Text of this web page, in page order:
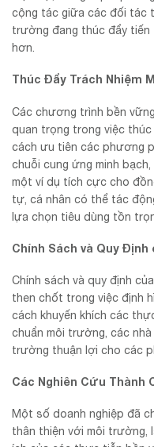
cộng tác giữa các đối tác
trường đang thúc đẩy
hơn.
Thúc Đẩy Trách Nhiệm
Các chương trình bền
quan trọng trong việc
cách ưu tiên các phương
chuỗi cung ứng minh
một ví dụ tích cực cho
tự, cá nhân có thể tác
lựa chọn tiêu dùng tồn
Chính Sách và Quy Định
Chính sách và quy định
then chốt trong việc định
cách khuyến khích các
chuẩn môi trường, các
trường thuận lợi cho các
Các Nghiên Cứu Thành
Một số doanh nghiệp đã
thân thiện với môi trường,